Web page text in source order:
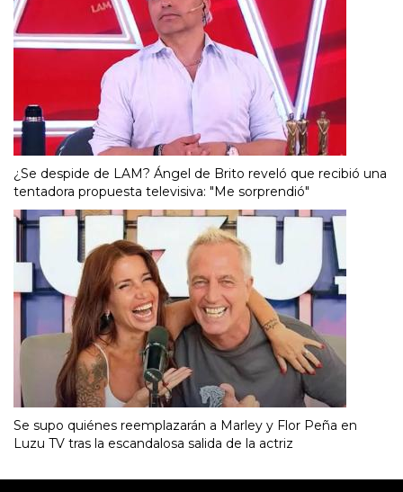
¿Se despide de LAM? Ángel de Brito reveló que recibió una
tentadora propuesta televisiva: "Me sorprendió"
Se supo quiénes reemplazarán a Marley y Flor Peña en
Luzu TV tras la escandalosa salida de la actriz